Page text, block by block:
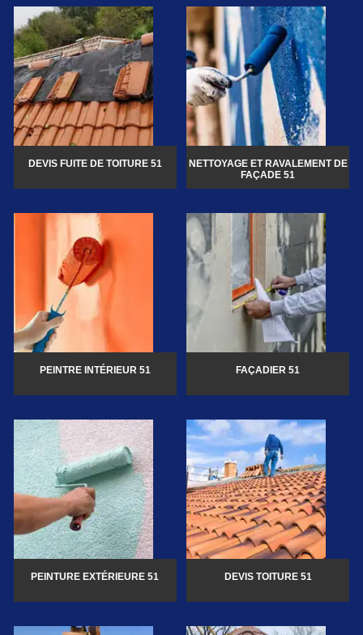
DEVIS FUITE DE TOITURE 51
NETTOYAGE ET RAVALEMENT DE
FAÇADE 51
PEINTRE INTÉRIEUR 51 FAÇADIER 51
PEINTURE EXTÉRIEURE 51 DEVIS TOITURE 51